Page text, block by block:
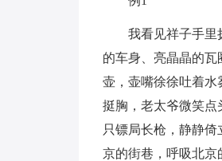
我看见祥子手里
的车身、亮晶晶的
壶，壶嘴徐徐吐着水
挺胸，老太爷微笑点
只镖局长枪，静静
京的街巷，呼吸北